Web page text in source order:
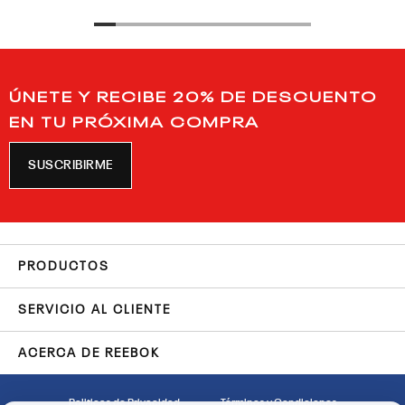
ÚNETE Y RECIBE 20% DE DESCUENTO
EN TU PRÓXIMA COMPRA
SUSCRIBIRME
PRODUCTOS
SERVICIO AL CLIENTE
ACERCA DE REEBOK